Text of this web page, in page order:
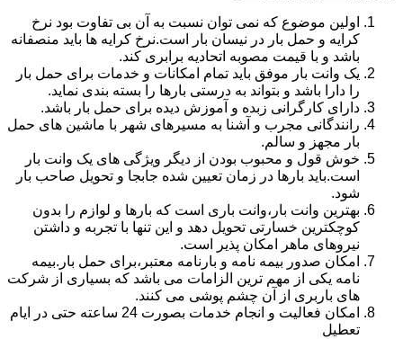
اولین موضوع که نمی توان نسبت به آن بی تفاوت بود نرخ
کرایه و حمل بار در نیسان بار است.نرخ کرایه ها باید منصفانه
باشد و با قیمت مصوبه اتحادیه برابری کند.
یک وانت بار موفق باید تمام امکانات و خدمات برای حمل بار
را دارا باشد و بتواند به درستی بارها را بسته بندی نماید.
دارای کارگرانی زبده و آموزش دیده برای حمل بار باشد.
رانندگانی مجرب و آشنا به مسیرهای شهر با ماشین های حمل
بار مجهز و سالم.
خوش قول و محبوب بودن از دیگر ویژگی های یک وانت بار
است.باید بارها در زمان تعیین شده جابجا و تحویل صاحب بار
شود.
بهترین وانت بار،وانت باری است که بارها و لوازم را بدون
کوچکترین خسارتی تحویل دهد و این تنها با تجربه و داشتن
نیروهای ماهر امکان پذیر است.
امکان صدور بیمه نامه و بارنامه معتبر،برای حمل بار.بیمه
نامه یکی از مهم ترین الزامات می باشد که بسیاری از شرکت
های باربری از آن چشم پوشی می کنند.
امکان فعالیت و انجام خدمات بصورت 24 ساعته حتی در ایام
تعطیل